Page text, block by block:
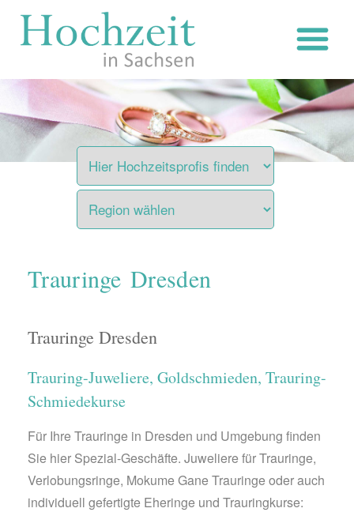
Inhalt
Trauringe Dresden
Trauringe Dresden
Trauring-Juweliere, Goldschmieden, Trauring-
Schmiedekurse
Für Ihre Trauringe in Dresden und Umgebung finden
Sie hier Spezial-Geschäfte. Juweliere für Trauringe,
Verlobungsringe, Mokume Gane Trauringe oder auch
individuell gefertigte Eheringe und Trauringkurse: